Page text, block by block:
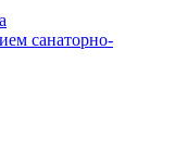
санаторно-